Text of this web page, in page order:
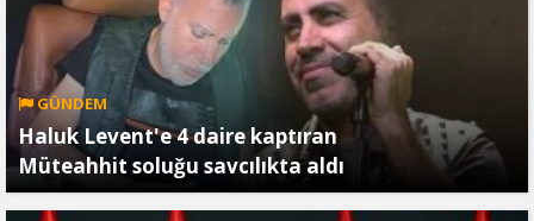
GÜNDEM
Haluk Levent'e 4 daire kaptıran
Müteahhit soluğu savcılıkta aldı